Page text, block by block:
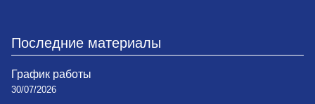
Последние материалы
График работы
30/07/2026